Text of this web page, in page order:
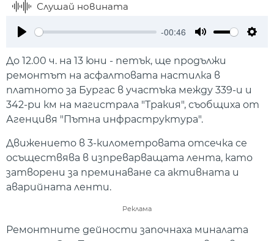
Слушай новината
-00:46
До 12.00 ч. на 13 юни - петък, ще продължи
ремонтът на асфалтовата настилка в
платното за Бургас в участъка между 339-и и
342-ри км на магистрала "Тракия", съобщиха от
Агенцивя "Пътна инфраструктура".
Движението в 3-километровата отсечка се
осъществява в изпреварващата лента, като
затворени за преминаване са активната и
аварийната ленти.
Реклама
Ремонтните дейности започнаха миналата